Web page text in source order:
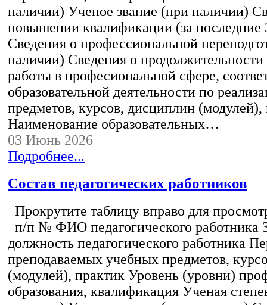
наличии) Ученое звание (при наличии)
повышении квалификации (за последние
Сведения о профессиональной
наличии) Сведения о
работы в професиональной сфере,
образовательной деятельности по
предметов, курсов, дисциплин (модулей),
Наименование образовательных…
03 Июнь 2026
Подробнее...
Состав педагогических работников
Прокрутите таблицу вправо для
п/п № ФИО педагогического работника
должность педагогического работника
преподаваемых учебных предметов,
(модулей), практик Уровень (уровни)
образования, квалификация Ученая